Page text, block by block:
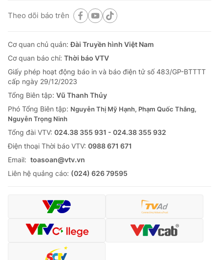
Theo dõi báo trên
Cơ quan chủ quản:Đài Truyền hình Việt Nam
Cơ quan báo chí: Thời báo VTV
Giấy phép hoạt động báo in và báo điện tử số 483/GP-BTTTT
cấp ngày 29/12/2023
Tổng Biên tập: Vũ Thanh Thủy
Phó Tổng Biên tập: Nguyễn Thị Mỹ Hạnh, Phạm Quốc Thắng,
Nguyễn Trọng Ninh
Tổng đài VTV: 024.38 355 931 - 024.38 355 932
Ðiện thoại Thời báo VTV: 0988 671 671
Email: toasoan@vtv.vn
Liên hệ quảng cáo: (024) 626 79595